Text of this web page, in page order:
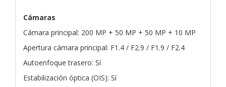
Cámaras
Cámara principal: 200 MP + 50 MP + 50 MP + 10 MP
Apertura cámara principal: F1.4 / F2.9 / F1.9 / F2.4
Autoenfoque trasero: Sí
Estabilización óptica (OIS): Sí